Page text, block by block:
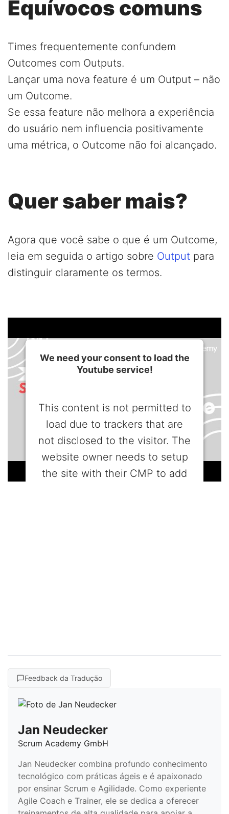
Equívocos comuns
Times frequentemente confundem
Outcomes com Outputs.
Lançar uma nova feature é um Output – não
um Outcome.
Se essa feature não melhora a experiência
do usuário nem influencia positivamente
uma métrica, o Outcome não foi alcançado.
Quer saber mais?
Agora que você sabe o que é um Outcome,
leia em seguida o artigo sobre Output para
distinguir claramente os termos.
We need your consent to load the
Youtube service!
This content is not permitted to
load due to trackers that are
not disclosed to the visitor. The
website owner needs to setup
the site with their CMP to add
Feedback da Tradução
Jan Neudecker
Scrum Academy GmbH
Jan Neudecker combina profundo conhecimento
tecnológico com práticas ágeis e é apaixonado
por ensinar Scrum e Agilidade. Como experiente
Agile Coach e Trainer, ele se dedica a oferecer